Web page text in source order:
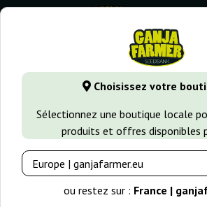
Choisissez votre
Sélectionnez une boutique locale
produits et offres disponibles
ou restez sur : France |
GanjaFarmer.fr Types de Graines